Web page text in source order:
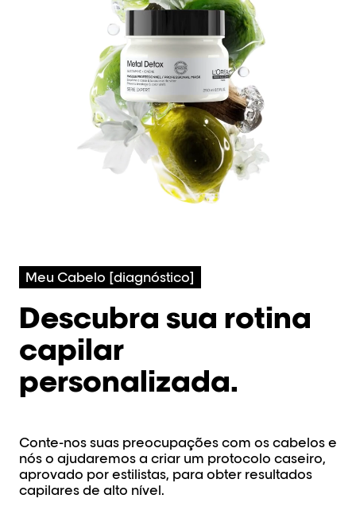
Meu Cabelo [diagnóstico]
Descubra sua rotina
capilar
personalizada.
Conte-nos suas preocupações com os cabelos e
nós o ajudaremos a criar um protocolo caseiro,
aprovado por estilistas, para obter resultados
capilares de alto nível.